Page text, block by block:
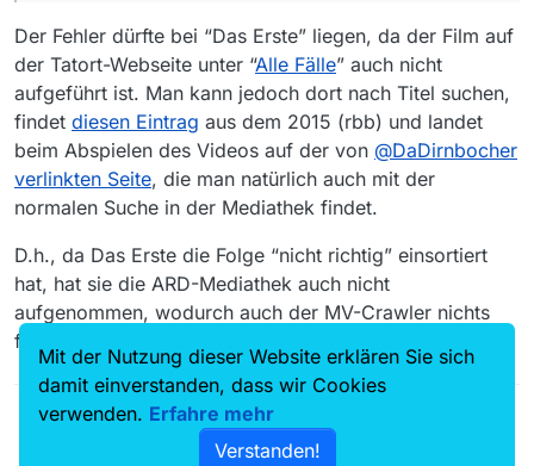
online lässt.
Ja, und auch der Unterschied daserste.de
(vorhanden) und ardmediathek.de (nicht
vorhanden)
Der Fehler dürfte bei “Das Erste” liegen, da der Film auf
der Tatort-Webseite unter “Alle Fälle” auch nicht
aufgeführt ist. Man kann jedoch dort nach Titel suchen,
findet diesen Eintrag aus dem 2015 (rbb) und landet
beim Abspielen des Videos auf der von @DaDirnbocher
verlinkten Seite, die man natürlich auch mit der
normalen Suche in der Mediathek findet.
D.h., da Das Erste die Folge “nicht richtig” einsortiert
hat, hat sie die ARD-Mediathek auch nicht
aufgenommen, wodurch auch der MV-Crawler nichts
findet.
Mit der Nutzung dieser Website erklären Sie sich
damit einverstanden, dass wir Cookies
verwenden. Erfahre mehr
Verstanden!